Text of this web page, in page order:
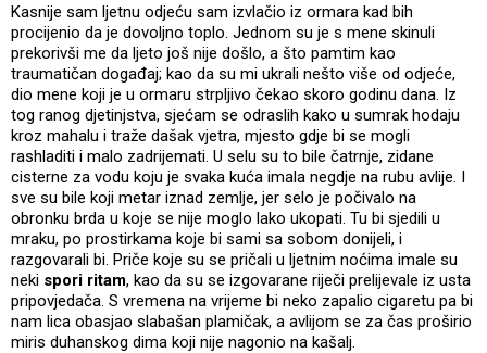
Kasnije sam ljetnu odjeću sam izvlačio iz ormara kad bih
procijenio da je dovoljno toplo. Jednom su je s mene skinuli
prekorivši me da ljeto još nije došlo, a što pamtim kao
traumatičan događaj; kao da su mi ukrali nešto više od odjeće,
dio mene koji je u ormaru strpljivo čekao skoro godinu dana. Iz
tog ranog djetinjstva, sjećam se odraslih kako u sumrak hodaju
kroz mahalu i traže dašak vjetra, mjesto gdje bi se mogli
rashladiti i malo zadrijemati. U selu su to bile čatrnje, zidane
cisterne za vodu koju je svaka kuća imala negdje na rubu avlije. I
sve su bile koji metar iznad zemlje, jer selo je počivalo na
obronku brda u koje se nije moglo lako ukopati. Tu bi sjedili u
mraku, po prostirkama koje bi sami sa sobom donijeli, i
razgovarali bi. Priče koje su se pričali u ljetnim noćima imale su
neki spori ritam, kao da su se izgovarane riječi prelijevale iz usta
pripovjedača. S vremena na vrijeme bi neko zapalio cigaretu pa bi
nam lica obasjao slabašan plamičak, a avlijom se za čas proširio
miris duhanskog dima koji nije nagonio na kašalj.